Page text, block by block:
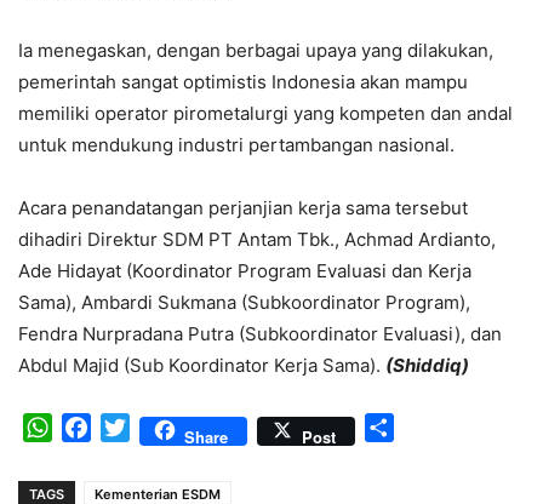
Ia menegaskan, dengan berbagai upaya yang dilakukan,
pemerintah sangat optimistis Indonesia akan mampu
memiliki operator pirometalurgi yang kompeten dan andal
untuk mendukung industri pertambangan nasional.
Acara penandatangan perjanjian kerja sama tersebut
dihadiri Direktur SDM PT Antam Tbk., Achmad Ardianto,
Ade Hidayat (Koordinator Program Evaluasi dan Kerja
Sama), Ambardi Sukmana (Subkoordinator Program),
Fendra Nurpradana Putra (Subkoordinator Evaluasi), dan
Abdul Majid (Sub Koordinator Kerja Sama). (Shiddiq)
WhatsAppFacebook
TwitterShare Post
TAGS
Kementerian ESDM